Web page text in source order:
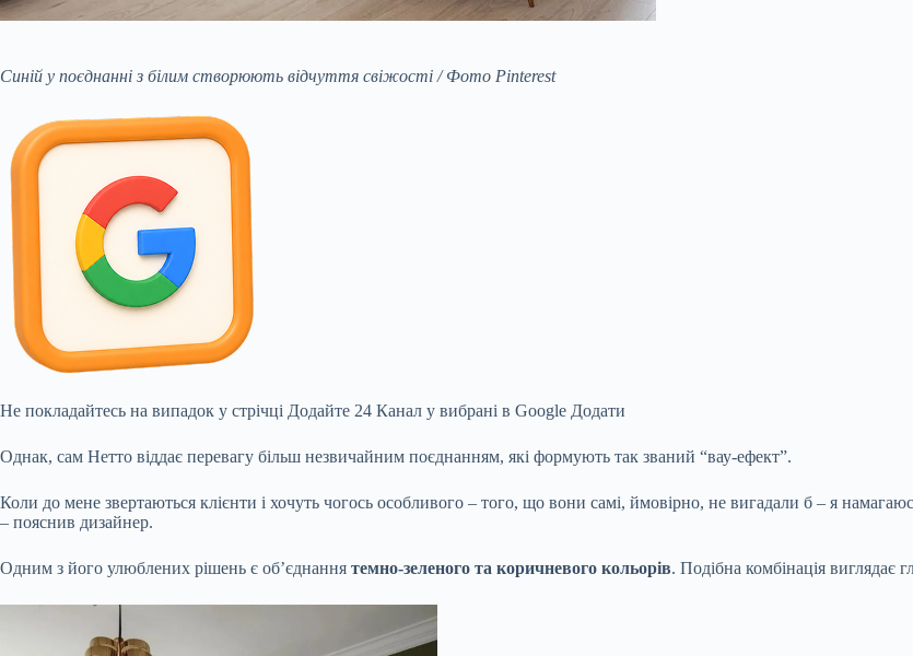
Синій у поєднанні з білим створюють відчуття свіжості / Фото Pinterest
Не покладайтесь на випадок у стрічці Додайте 24 Канал у вибрані в Google Додати
Однак, сам Нетто віддає перевагу більш незвичайним поєднанням, які формують так званий “вау-ефект”.
Коли до мене звертаються клієнти і хочуть чогось особливого – того, що вони самі, ймовірно, не вигадали б – я
– пояснив дизайнер.
Одним з його улюблених рішень є об’єднання темно-зеленого та коричневого кольорів. Подібна комбінація виглядає